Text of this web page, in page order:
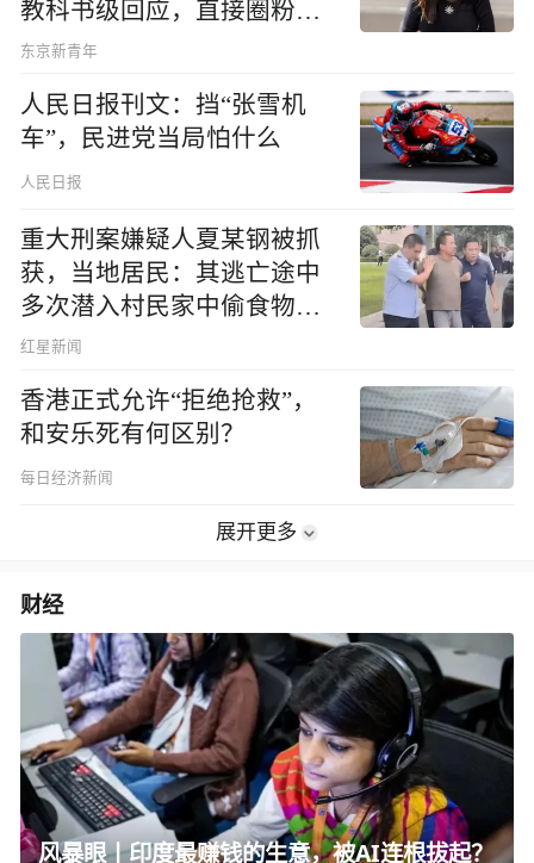
教科书级回应，直接圈粉无
数
东京新青年
人民日报刊文：挡“张雪机
车”，民进党当局怕什么
人民日报
重大刑案嫌疑人夏某钢被抓
获，当地居民：其逃亡途中
多次潜入村民家中偷食物被
发现
红星新闻
香港正式允许“拒绝抢救”，
和安乐死有何区别？
每日经济新闻
展开更多
财经
风暴眼丨印度最赚钱的生意，被AI连根拔起？